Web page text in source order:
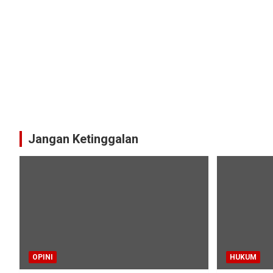
Jangan Ketinggalan
OPINI HUKUM